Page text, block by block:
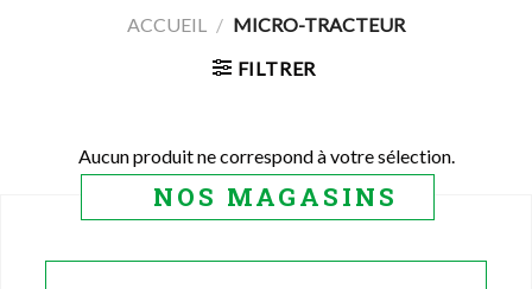
ACCUEIL / MICRO-TRACTEUR
FILTRER
Aucun produit ne correspond à votre sélection.
NOS MAGASINS